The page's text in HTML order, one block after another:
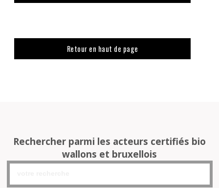
Retour en haut de page
Rechercher parmi les acteurs certifiés bio
wallons et bruxellois